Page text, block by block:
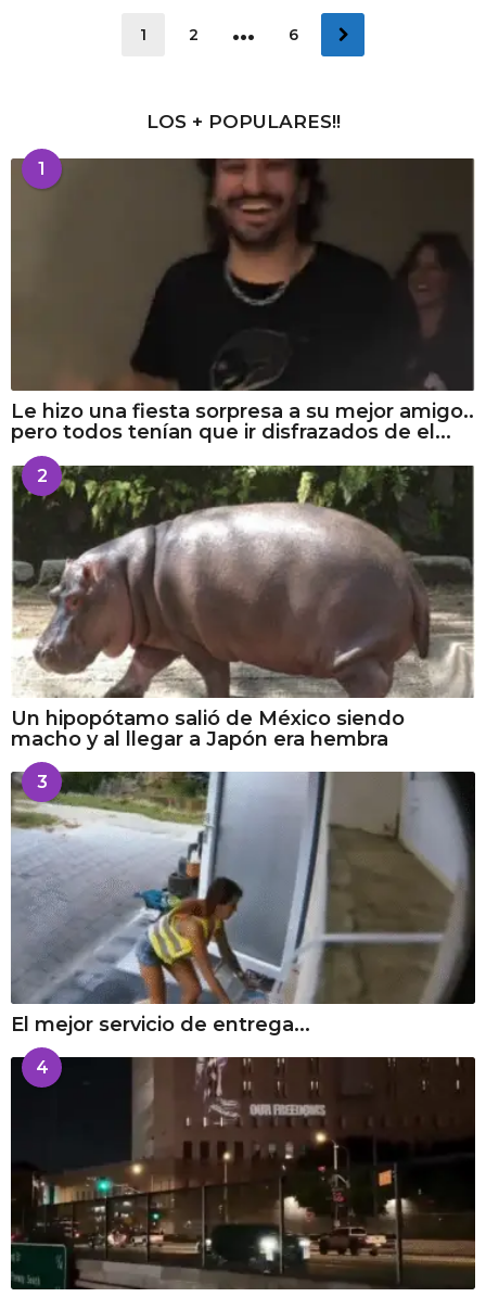
1 2 … 6
LOS + POPULARES!!
1
Le hizo una fiesta sorpresa a su mejor amigo..
pero todos tenían que ir disfrazados de el...
2
Un hipopótamo salió de México siendo
macho y al llegar a Japón era hembra
3
El mejor servicio de entrega...
4